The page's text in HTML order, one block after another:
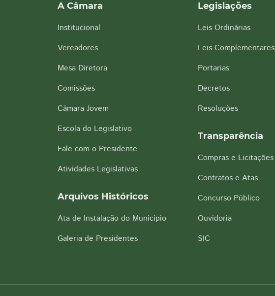
A Câmara
Institucional
Vereadores
Mesa Diretora
Comissões
Câmara Jovem
Escola do Legislativo
Fale com o Presidente
Atividades Legislativas
Arquivos Históricos
Ata de Instalação do Município
Galeria de Presidentes
Legislações
Leis Ordinárias
Leis Complementares
Portarias
Decretos
Resoluções
Transparência
Compras e Licitações
Contratos e Atas
Concurso Público
Ouvidoria
SIC